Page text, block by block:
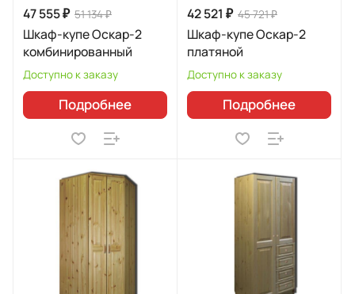
47 555 ₽ 51 134 ₽
Шкаф-купе Оскар-2
комбинированный
Доступно к заказу
Подробнее
42 521 ₽ 45 721 ₽
Шкаф-купе Оскар-2
платяной
Доступно к заказу
Подробнее